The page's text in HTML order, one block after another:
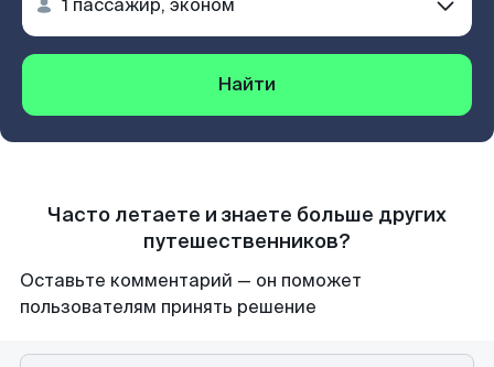
Найти
Часто летаете и знаете больше других
путешественников?
Оставьте комментарий — он поможет
пользователям принять решение